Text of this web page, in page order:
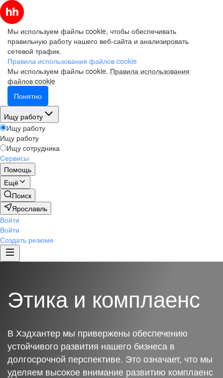
Мы используем файлы cookie, чтобы обеспечивать
правильную работу нашего веб-сайта и анализировать
сетевой трафик.
Правила использования файлов cookie
Мы используем файлы cookie. Правила использования
файлов cookie
Понятно
Ищу работу
Ищу работу
Ищу работу
Ищу сотрудника
Сервисы
Помощь
Ещё
Поиск
Ярославль
Войти
Войти
Создать резюме
Этика и комплаенс
В Хэдхантер мы привержены обеспечению
устойчивого развития нашего бизнеса в
долгосрочной перспективе. Это означает, что мы
уделяем высокое внимание развитию комплаенс